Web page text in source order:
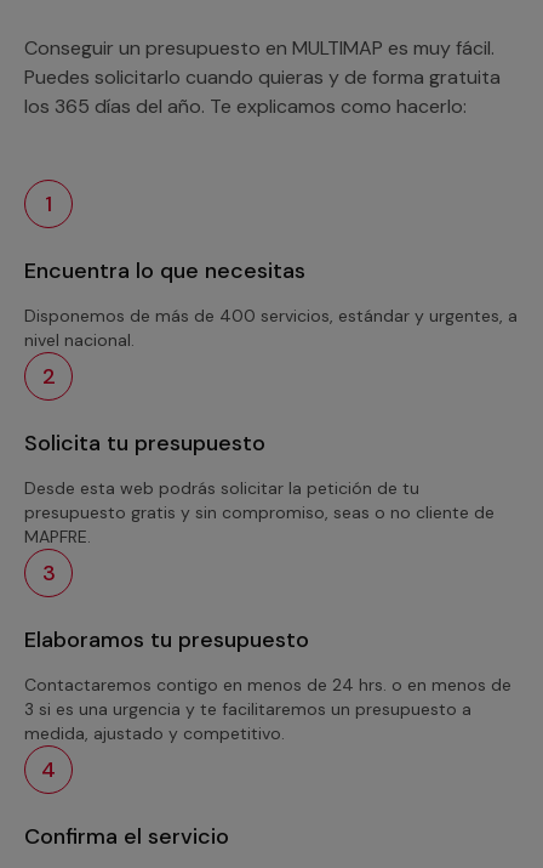
Conseguir un presupuesto en MULTIMAP es muy fácil.
Puedes solicitarlo cuando quieras y de forma gratuita
los 365 días del año. Te explicamos como hacerlo:
1
Encuentra lo que necesitas
Disponemos de más de 400 servicios, estándar y urgentes, a
nivel nacional.
2
Solicita tu presupuesto
Desde esta web podrás solicitar la petición de tu
presupuesto gratis y sin compromiso, seas o no cliente de
MAPFRE.
3
Elaboramos tu presupuesto
Contactaremos contigo en menos de 24 hrs. o en menos de
3 si es una urgencia y te facilitaremos un presupuesto a
medida, ajustado y competitivo.
4
Confirma el servicio